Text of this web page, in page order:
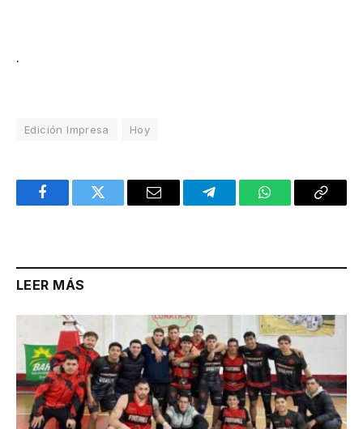
.
Edición Impresa Hoy
FacebookTwitter Email TelegramWhatsAppCopy
LEER MÁS